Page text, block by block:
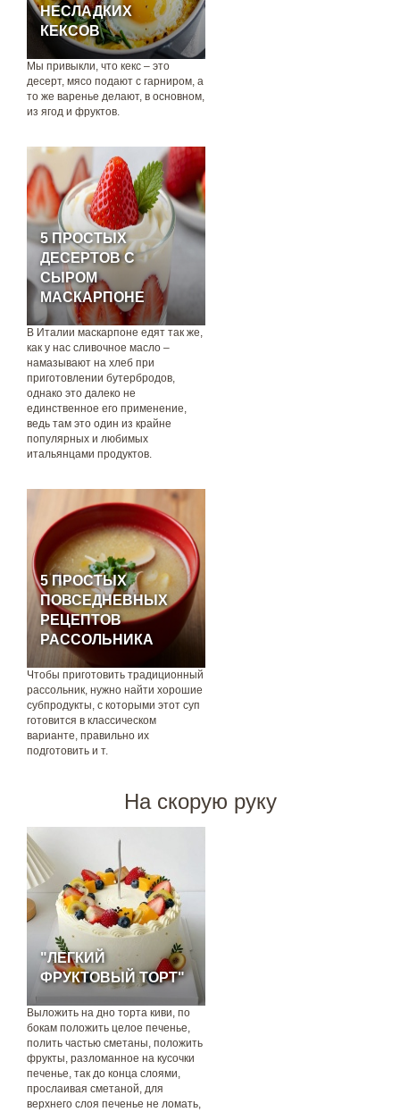
НЕСЛАДКИХ
КЕКСОВ
Мы привыкли, что кекс – это
десерт, мясо подают с гарниром, а
то же варенье делают, в основном,
из ягод и фруктов.
5 ПРОСТЫХ
ДЕСЕРТОВ С
СЫРОМ
МАСКАРПОНЕ
В Италии маскарпоне едят так же,
как у нас сливочное масло –
намазывают на хлеб при
приготовлении бутербродов,
однако это далеко не
единственное его применение,
ведь там это один из крайне
популярных и любимых
итальянцами продуктов.
5 ПРОСТЫХ
ПОВСЕДНЕВНЫХ
РЕЦЕПТОВ
РАССОЛЬНИКА
Чтобы приготовить традиционный
рассольник, нужно найти хорошие
субпродукты, с которыми этот суп
готовится в классическом
варианте, правильно их
подготовить и т.
На скорую руку
"ЛЕГКИЙ
ФРУКТОВЫЙ ТОРТ"
Выложить на дно торта киви, по
бокам положить целое печенье,
полить частью сметаны, положить
фрукты, разломанное на кусочки
печенье, так до конца слоями,
прослаивая сметаной, для
верхнего слоя печенье не ломать,